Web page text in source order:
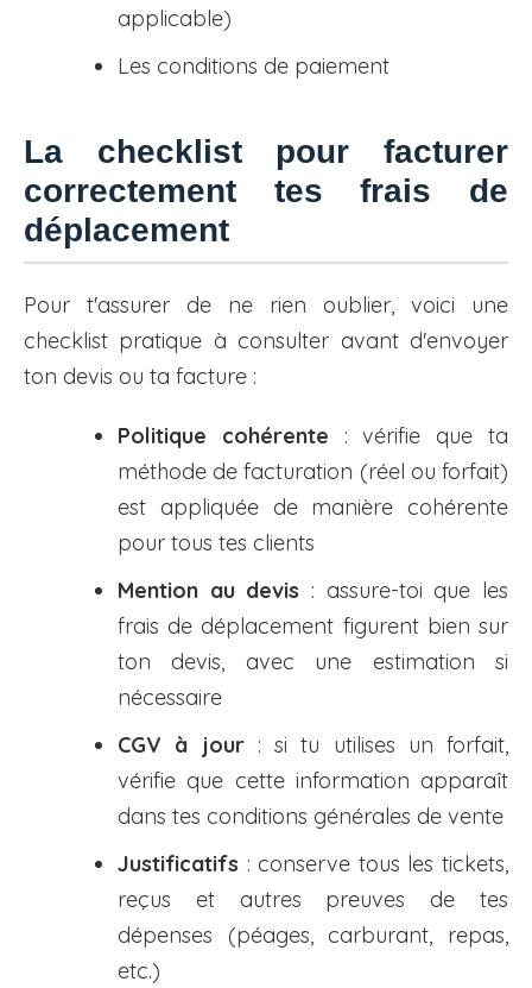
applicable)
Les conditions de paiement
La checklist pour facturer
correctement tes frais de
déplacement
Pour t'assurer de ne rien oublier, voici une
checklist pratique à consulter avant d'envoyer
ton devis ou ta facture :
Politique cohérente : vérifie que ta
méthode de facturation (réel ou forfait)
est appliquée de manière cohérente
pour tous tes clients
Mention au devis : assure-toi que les
frais de déplacement figurent bien sur
ton devis, avec une estimation si
nécessaire
CGV à jour: si tu utilises un forfait,
vérifie que cette information apparaît
dans tes conditions générales de vente
Justificatifs : conserve tous les tickets,
reçus et autres preuves de tes
dépenses (péages, carburant, repas,
etc.)